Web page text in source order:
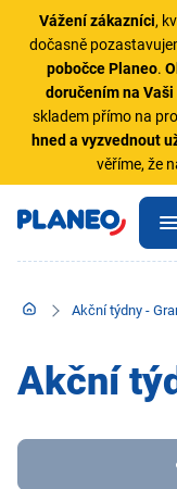
Vážení zákazníci,
dočasně
pobočce Planeo.
doručením na
skladem přímo na
hned a vyzvednout
věříme, že
Akční týdny -
Akční